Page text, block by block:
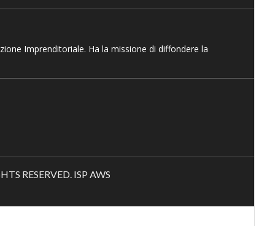
Imprenditoriale. Ha la missione di diffondere la
RESERVED. ISP AWS